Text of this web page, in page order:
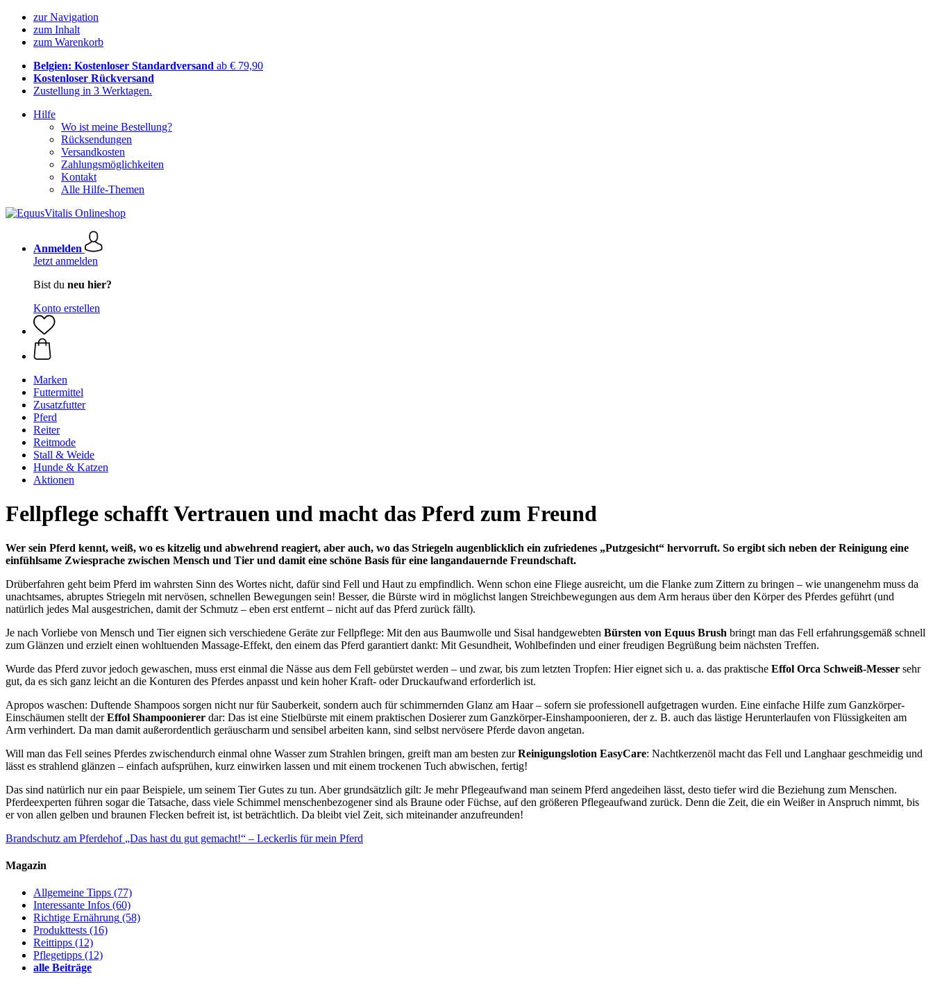
zur Navigation
zum Inhalt
zum Warenkorb
Belgien: Kostenloser Standardversand ab € 79,90
Kostenloser Rückversand
Zustellung in 3 Werktagen.
Hilfe
Wo ist meine Bestellung?
Rücksendungen
Versandkosten
Zahlungsmöglichkeiten
Kontakt
Alle Hilfe-Themen
Anmelden
Jetzt anmelden
Bist du neu hier?
Konto erstellen
Marken
Futtermittel
Zusatzfutter
Pferd
Reiter
Reitmode
Stall & Weide
Hunde & Katzen
Aktionen
Fellpflege schafft Vertrauen und macht das Pferd zum Freund
Wer sein Pferd kennt, weiß, wo es kitzelig und abwehrend reagiert, aber auch, wo das Striegeln augenblicklich ein zufriedenes „Putzgesicht“ hervorruft. So ergibt sich neben der Reinigung eine
einfühlsame Zwiesprache zwischen Mensch und Tier und damit eine schöne Basis für eine langandauernde Freundschaft.
Drüberfahren geht beim Pferd im wahrsten Sinn des Wortes nicht, dafür sind Fell und Haut zu empfindlich. Wenn schon eine Fliege ausreicht, um die Flanke zum Zittern zu bringen – wie unangenehm muss da
unachtsames, abruptes Striegeln mit nervösen, schnellen Bewegungen sein! Besser, die Bürste wird in möglichst langen Streichbewegungen aus dem Arm heraus über den Körper des Pferdes geführt (und
natürlich jedes Mal ausgestrichen, damit der Schmutz – eben erst entfernt – nicht auf das Pferd zurück fällt).
Je nach Vorliebe von Mensch und Tier eignen sich verschiedene Geräte zur Fellpflege: Mit den aus Baumwolle und Sisal handgewebten Bürsten von Equus Brush bringt man das Fell erfahrungsgemäß schnell
zum Glänzen und erzielt einen wohltuenden Massage-Effekt, den einem das Pferd garantiert dankt: Mit Gesundheit, Wohlbefinden und einer freudigen Begrüßung beim nächsten Treffen.
Wurde das Pferd zuvor jedoch gewaschen, muss erst einmal die Nässe aus dem Fell gebürstet werden – und zwar, bis zum letzten Tropfen: Hier eignet sich u. a. das praktische Effol Orca Schweiß-Messer sehr
gut, da es sich ganz leicht an die Konturen des Pferdes anpasst und kein hoher Kraft- oder Druckaufwand erforderlich ist.
Apropos waschen: Duftende Shampoos sorgen nicht nur für Sauberkeit, sondern auch für schimmernden Glanz am Haar – sofern sie professionell aufgetragen wurden. Eine einfache Hilfe zum Ganzkörper-
Einschäumen stellt derEffol Shampoonierer dar: Das ist eine Stielbürste mit einem praktischen Dosierer zum Ganzkörper-Einshampoonieren, der z. B. auch das lästige Herunterlaufen von Flüssigkeiten am
Arm verhindert. Da man damit außerordentlich geräuscharm und sensibel arbeiten kann, sind selbst nervösere Pferde davon angetan.
Will man das Fell seines Pferdes zwischendurch einmal ohne Wasser zum Strahlen bringen, greift man am besten zurReinigungslotion EasyCare: Nachtkerzenöl macht das Fell und Langhaar geschmeidig und
lässt es strahlend glänzen – einfach aufsprühen, kurz einwirken lassen und mit einem trockenen Tuch abwischen, fertig!
Das sind natürlich nur ein paar Beispiele, um seinem Tier Gutes zu tun. Aber grundsätzlich gilt: Je mehr Pflegeaufwand man seinem Pferd angedeihen lässt, desto tiefer wird die Beziehung zum Menschen.
Pferdeexperten führen sogar die Tatsache, dass viele Schimmel menschenbezogener sind als Braune oder Füchse, auf den größeren Pflegeaufwand zurück. Denn die Zeit, die ein Weißer in Anspruch nimmt, bis
er von allen gelben und braunen Flecken befreit ist, ist beträchtlich. Da bleibt viel Zeit, sich miteinander anzufreunden!
Brandschutz am Pferdehof „Das hast du gut gemacht!“ – Leckerlis für mein Pferd
Magazin
Allgemeine Tipps (77)
Interessante Infos (60)
Richtige Ernährung (58)
Produkttests (16)
Reittipps (12)
Pflegetipps (12)
alle Beiträge